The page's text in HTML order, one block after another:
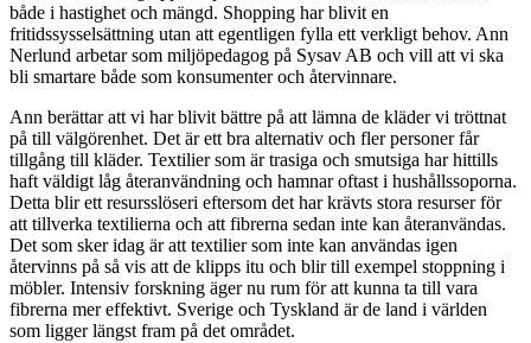
både i hastighet och mängd. Shopping har blivit en
fritidssysselsättning utan att egentligen fylla ett verkligt behov. Ann
Nerlund arbetar som miljöpedagog på Sysav AB och vill att vi ska
bli smartare både som konsumenter och återvinnare.
Ann berättar att vi har blivit bättre på att lämna de kläder vi tröttnat
på till välgörenhet. Det är ett bra alternativ och fler personer får
tillgång till kläder. Textilier som är trasiga och smutsiga har hittills
haft väldigt låg återanvändning och hamnar oftast i hushållssoporna.
Detta blir ett resursslöseri eftersom det har krävts stora resurser för
att tillverka textilierna och att fibrerna sedan inte kan återanvändas.
Det som sker idag är att textilier som inte kan användas igen
återvinns på så vis att de klipps itu och blir till exempel stoppning i
möbler. Intensiv forskning äger nu rum för att kunna ta till vara
fibrerna mer effektivt. Sverige och Tyskland är de land i världen
som ligger längst fram på det området.